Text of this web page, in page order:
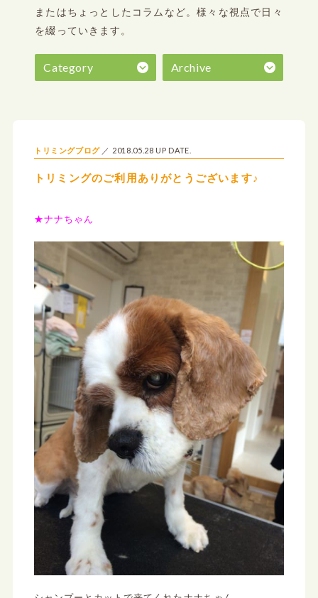
またはちょっとしたコラムなど。様々な視点で日々
を綴っていきます。
Category Archive
トリミングのご利用ありがとうございます♪
トリミングブログ 2018.05.28 UP DATE.
★ナナちゃん